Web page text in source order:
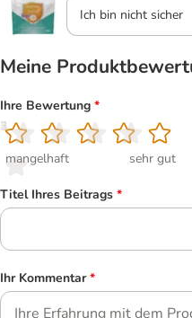
Ich bin nicht sicher
Meine
Ihre Bewertung *
1
mangelhaft
2
3
4
5
sehr gut
Titel Ihres Beitrags *
Ihr Kommentar *